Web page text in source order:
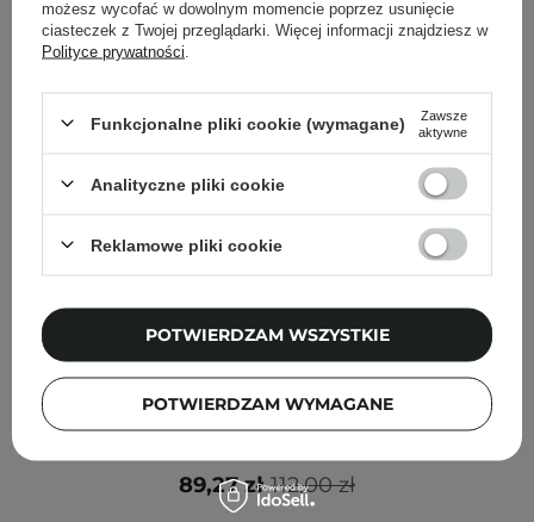
PROMOCJA
Fwee - Glitz Stone Highlighter - Rozświetlacz - HL01
Fever Garnet - 5.9g
112,00 zł
89,27 zł
możesz wycofać w dowolnym momencie poprzez usunięcie
ciasteczek z Twojej przeglądarki. Więcej informacji znajdziesz w
Polityce prywatności
Funkcjonalne pliki cookie (wymagane)
Zawsze
aktywne
Analityczne pliki cookie
Reklamowe pliki cookie
POTWIERDZAM WYMAGANE
POTWIERDZAM WSZYSTKIE